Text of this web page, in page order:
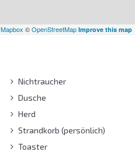
Mapbox ©OpenStreetMap Improve this map
Nichtraucher
Dusche
Herd
Strandkorb (persönlich)
Toaster